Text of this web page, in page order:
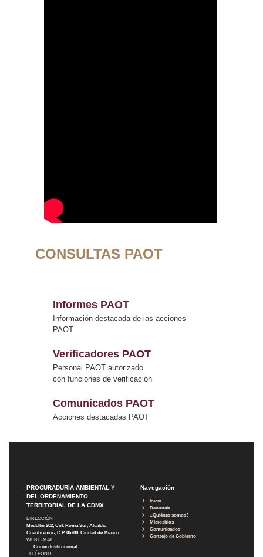
CONSULTAS PAOT
Informes PAOT
Información destacada de las acciones
PAOT
Verificadores PAOT
Personal PAOT autorizado
con funciones de verificación
Comunicados PAOT
Acciones destacadas PAOT
PROCURADURÍA AMBIENTAL Y
DEL ORDENAMIENTO
TERRITORIAL DE LA CDMX
DIRECCIÓN
Medellín 202, Col. Roma Sur, Alcaldía
Cuauhtémoc, C.P. 06700, Ciudad de México
WEB E-MAIL
Correo Institucional
TELÉFONO
Navegación
Inicio
Denuncia
¿Quiénes somos?
Micrositios
Comunicados
Consejo de Gobierno